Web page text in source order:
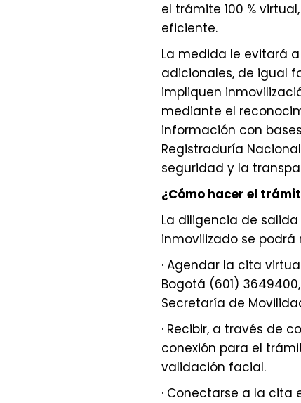
el trámite 100 %
eficiente.
La medida le evitará
adicionales, de igual
impliquen
mediante el
información con
Registraduría
seguridad y la
¿Cómo hacer el
La diligencia de
inmovilizado se
· Agendar la cita
Bogotá (601)
Secretaría de
· Recibir, a través de
conexión para el
validación facial.
· Conectarse a la